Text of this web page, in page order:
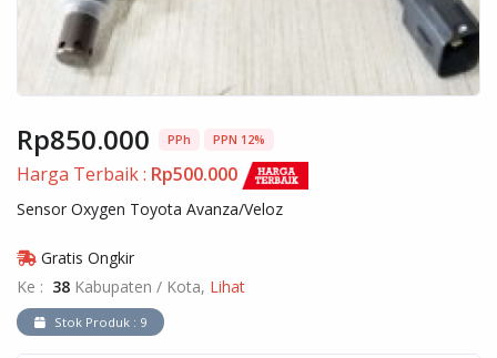
Rp850.000 PPh PPN 12%
Harga Terbaik : Rp500.000
Sensor Oxygen Toyota Avanza/Veloz
Gratis Ongkir
Ke : 38 Kabupaten / Kota, Lihat
Stok Produk : 9